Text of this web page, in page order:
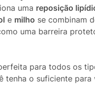
uma reposição
e milho se combinam
uma barreira
para todos os
tenha o suficiente para